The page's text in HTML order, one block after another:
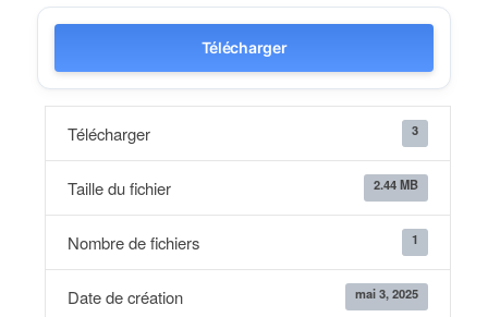
Télécharger
Télécharger 3
Taille du fichier 2.44 MB
Nombre de fichiers 1
Date de création mai 3, 2025